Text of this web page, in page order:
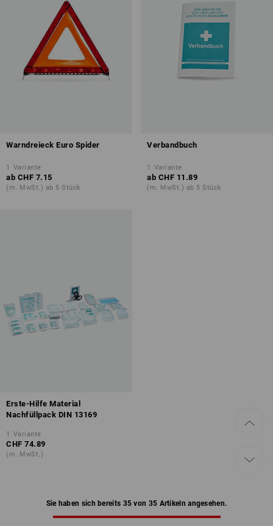
Warndreieck Euro Spider
1 Variante
ab CHF 7.15
(m. MwSt.) ab 5 Stück
Verbandbuch
1 Variante
ab CHF 11.89
(m. MwSt.) ab 5 Stück
Erste-Hilfe Material
Nachfüllpack DIN 13169
1 Variante
CHF 74.89
(m. MwSt.)
Sie haben sich bereits 35 von 35 Artikeln angesehen.